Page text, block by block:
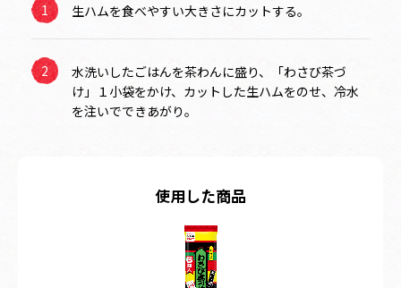
生ハムを食べやすい大きさにカットする。
水洗いしたごはんを茶わんに盛り、「わさび茶づ
け」１小袋をかけ、カットした生ハムをのせ、冷水
を注いでできあがり。
使用した商品